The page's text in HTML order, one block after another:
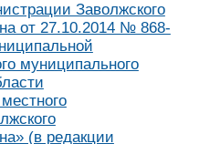
Заволжского
от 27.10.2014 № 868-
муниципального
(в редакции